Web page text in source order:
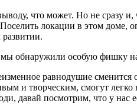
что может. Но не сразу и,
локации в этом доме,
мы обнаружили особую фишку
равнодушие
и творческим, смогут легко
давай посмотрим, что у нас